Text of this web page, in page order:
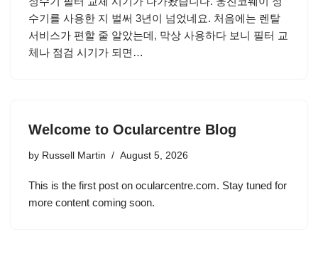
수기를 사용한 지 벌써 3년이 넘었네요. 처음에는 렌탈
서비스가 편할 줄 알았는데, 막상 사용하다 보니 필터 교
체나 점검 시기가 되면…
Welcome to Ocularcentre Blog
by Russell Martin August 5, 2026
This is the first post on ocularcentre.com. Stay tuned for
more content coming soon.